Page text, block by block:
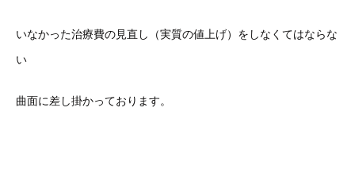
いなかった治療費の見直し（実質の値上げ）をしなくてはならな
い
曲面に差し掛かっております。